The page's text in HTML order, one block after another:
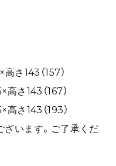
さ143（157）
高さ143（167）
高さ143（193）
います。ご了承くだ